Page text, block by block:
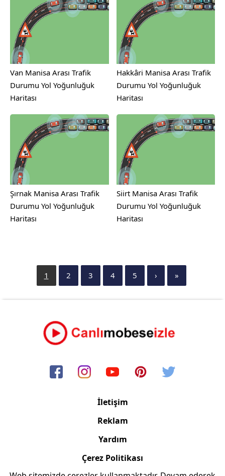
Van Manisa Arası Trafik
Durumu Yol Yoğunluğuk
Haritası
Hakkâri Manisa Arası Trafik
Durumu Yol Yoğunluğuk
Haritası
Şırnak Manisa Arası Trafik
Durumu Yol Yoğunluğuk
Haritası
Siirt Manisa Arası Trafik
Durumu Yol Yoğunluğuk
Haritası
1 2 3 4 5 › »
İletişim
Reklam
Yardım
Çerez Politikası